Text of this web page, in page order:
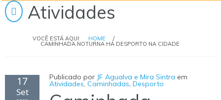
Atividades
VOCÊ ESTÁ AQUI: HOME /
CAMINHADA NOTURNA HÁ DESPORTO NA CIDADE
17
Set
Publicado por JF Agualva e Mira Sintra em
Atividades, Caminhadas Desporto